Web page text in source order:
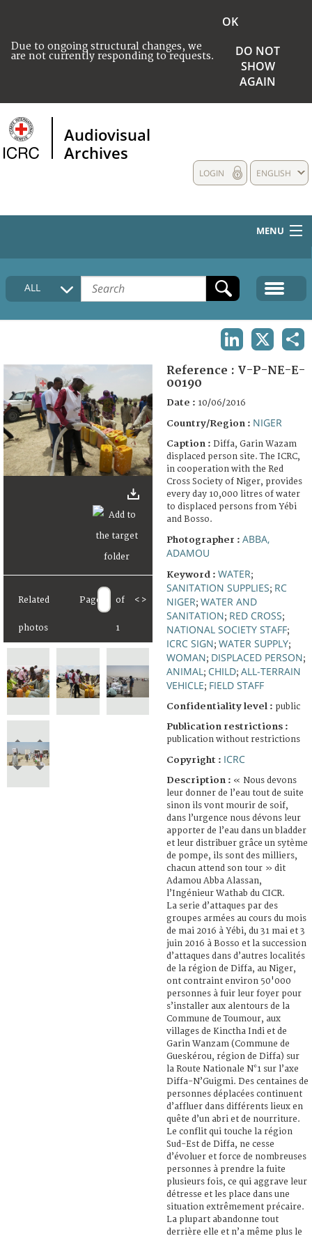
Due to ongoing structural changes, we
are not currently responding to requests.
OK
DO NOT
SHOW
AGAIN
Audiovisual
Archives
ENGLISH
LOGIN
MENU
HOME
COLLECTIONS DESCRIPTION
FAQ
ALL
Related
photos
Page of
1
< >
Reference : V-P-NE-E-
00190
Date : 10/06/2016
Country/Region : NIGER
Caption : Diffa, Garin Wazam
displaced person site. The ICRC,
in cooperation with the Red
Cross Society of Niger, provides
every day 10,000 litres of water
to displaced persons from Yébi
and Bosso.
Photographer : ABBA,
ADAMOU
Keyword : WATER;
SANITATION SUPPLIES; RC
NIGER; WATER AND
SANITATION; RED CROSS;
NATIONAL SOCIETY STAFF;
ICRC SIGN; WATER SUPPLY;
WOMAN; DISPLACED PERSON;
ANIMAL ; CHILD; ALL-TERRAIN
VEHICLE; FIELD STAFF
Confidentiality level : public
Publication restrictions :
publication without restrictions
Copyright : ICRC
Description : « Nous devons
leur donner de l’eau tout de suite
sinon ils vont mourir de soif,
dans l’urgence nous dévons leur
apporter de l’eau dans un bladder
et leur distribuer grâce un sytème
de pompe, ils sont des milliers,
chacun attend son tour » dit
Adamou Abba Alassan,
l’Ingénieur Wathab du CICR.
La serie d’attaques par des
groupes armées au cours du mois
de mai 2016 à Yébi, du 31 mai et 3
juin 2016 à Bosso et la succession
d’attaques dans d’autres localités
de la région de Diffa, au Niger,
ont contraint environ 50'000
personnes à fuir leur foyer pour
s’installer aux alentours de la
Commune de Toumour, aux
villages de Kinctha Indi et de
Garin Wanzam (Commune de
Gueskérou, région de Diffa) sur
la Route Nationale N°1 sur l’axe
Diffa-N’Guigmi. Des centaines de
personnes déplacées continuent
d’affluer dans différents lieux en
quête d’un abri et de nourriture.
Le conflit qui touche la région
Sud-Est de Diffa, ne cesse
d’évoluer et force de nombreuses
personnes à prendre la fuite
plusieurs fois, ce qui aggrave leur
détresse et les place dans une
situation extrêmement précaire.
La plupart abandonne tout
derrière elle et n’a même plus le